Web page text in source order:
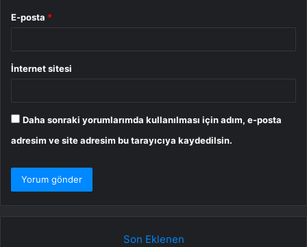
E-posta *
İnternet sitesi
Daha sonraki yorumlarımda kullanılması için adım, e-posta
adresim ve site adresim bu tarayıcıya kaydedilsin.
Son Eklenen